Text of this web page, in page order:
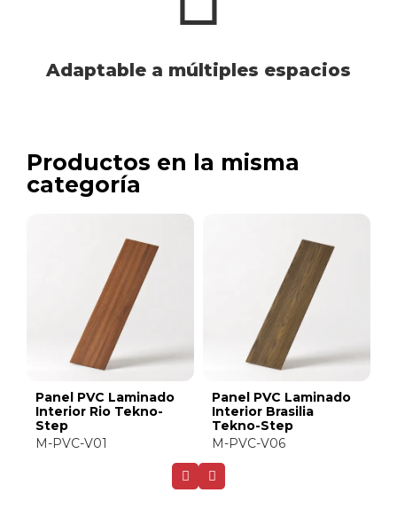
Adaptable a múltiples espacios
Productos en la misma
categoría
Panel PVC Laminado
Interior Ivory Elm
M-PVC-V70
Panel PVC
Interior Maple
Tekno-Step
M-PVC-V71